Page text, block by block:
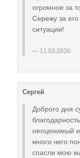
огромное за
Сережу за
ситуации!
11.03.2026
Сергей
Доброго дня
неоценимый
много чего
спасли мою